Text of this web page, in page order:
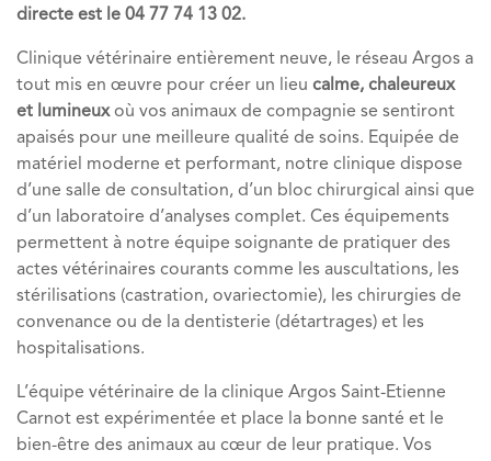
directe est le 04 77 74 13 02.
Clinique vétérinaire entièrement neuve, le réseau Argos a
tout mis en œuvre pour créer un lieu calme, chaleureux
et lumineuxoù vos animaux de compagnie se sentiront
apaisés pour une meilleure qualité de soins. Equipée de
matériel moderne et performant, notre clinique dispose
d’une salle de consultation, d’un bloc chirurgical ainsi que
d’un laboratoire d’analyses complet. Ces équipements
permettent à notre équipe soignante de pratiquer des
actes vétérinaires courants comme les auscultations, les
stérilisations (castration, ovariectomie), les chirurgies de
convenance ou de la dentisterie (détartrages) et les
hospitalisations.
L’équipe vétérinaire de la clinique Argos Saint-Etienne
Carnot est expérimentée et place la bonne santé et le
bien-être des animaux au cœur de leur pratique. Vos